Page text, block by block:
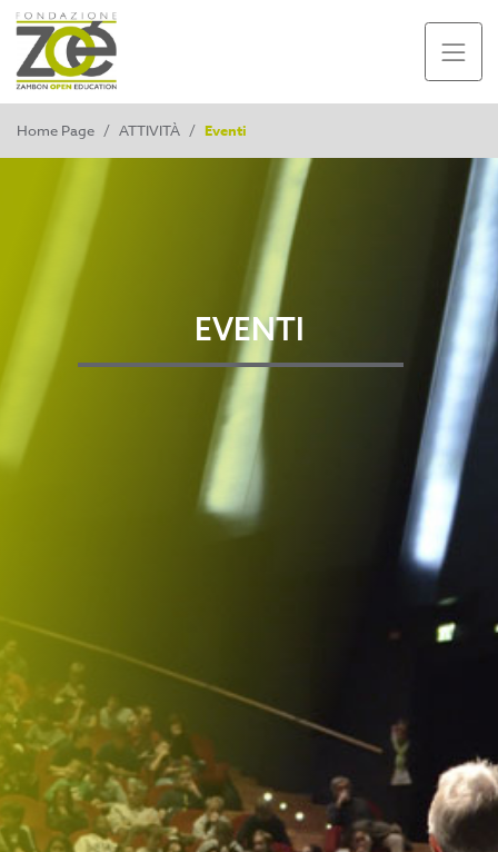
Home Page / ATTIVITÀ / Eventi
EVENTI